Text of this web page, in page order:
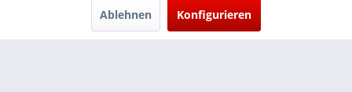
nicht anders beschrieben
Ablehnen Konfigurieren